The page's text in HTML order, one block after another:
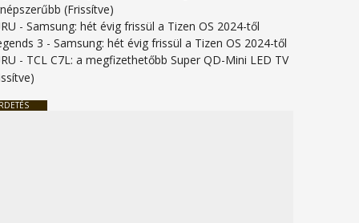
(Frissítve)
-Samsung: hét évig frissül a Tizen OS 2024-től
3 -Samsung: hét évig frissül a Tizen OS 2024-től
- TCL C7L: a megfizethetőbb Super QD-Mini LED TV